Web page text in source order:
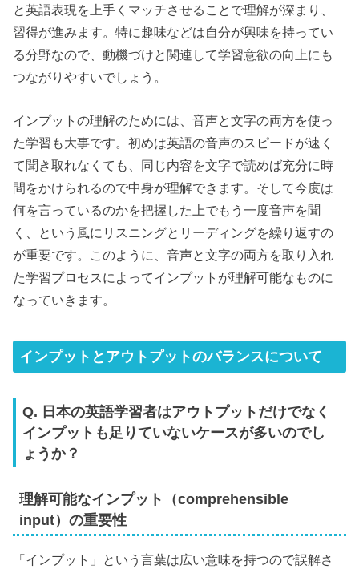
と英語表現を上手くマッチさせることで理解が深まり、
習得が進みます。特に趣味などは自分が興味を持ってい
る分野なので、動機づけと関連して学習意欲の向上にも
つながりやすいでしょう。
インプットの理解のためには、音声と文字の両方を使っ
た学習も大事です。初めは英語の音声のスピードが速く
て聞き取れなくても、同じ内容を文字で読めば充分に時
間をかけられるので中身が理解できます。そして今度は
何を言っているのかを把握した上でもう一度音声を聞
く、という風にリスニングとリーディングを繰り返すの
が重要です。このように、音声と文字の両方を取り入れ
た学習プロセスによってインプットが理解可能なものに
なっていきます。
インプットとアウトプットのバランスについて
Q. 日本の英語学習者はアウトプットだけでなく
インプットも足りていないケースが多いのでし
ょうか？
理解可能なインプット（comprehensible
input）の重要性
「インプット」という言葉は広い意味を持つので誤解さ